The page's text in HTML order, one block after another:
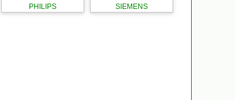
PHILIPS SIEMENS